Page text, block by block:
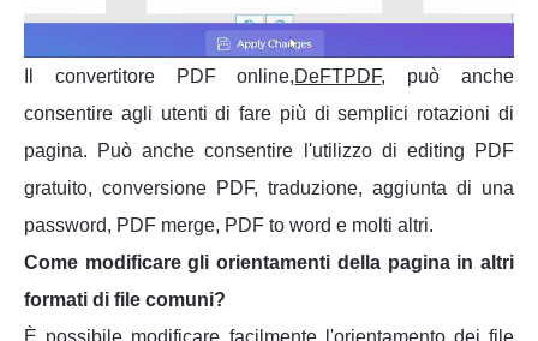
Il convertitore PDF online,DeFTPDF, può anche
consentire agli utenti di fare più di semplici rotazioni di
pagina. Può anche consentire l'utilizzo di editing PDF
gratuito, conversione PDF, traduzione, aggiunta di una
password, PDF merge, PDF to word e molti altri.
Come modificare gli orientamenti della pagina in altri
formati di file comuni?